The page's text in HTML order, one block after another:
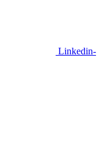
Linkedin-